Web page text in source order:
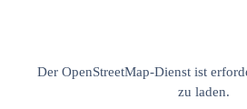
Der OpenStreetMap-Dienst ist
zu laden.